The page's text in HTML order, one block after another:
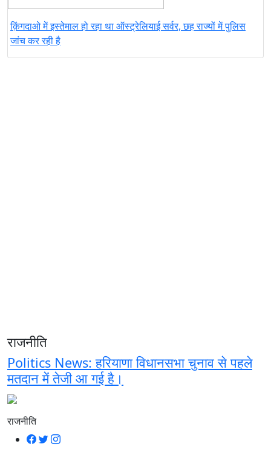
क़िंगदाओ में इस्तेमाल हो रहा था ऑस्ट्रेलियाई सर्वर, छह राज्यों में पुलिस
जांच कर रही है
राजनीति
Politics News: हरियाणा विधानसभा चुनाव से पहले
मतदान में तेजी आ गई है।
राजनीति